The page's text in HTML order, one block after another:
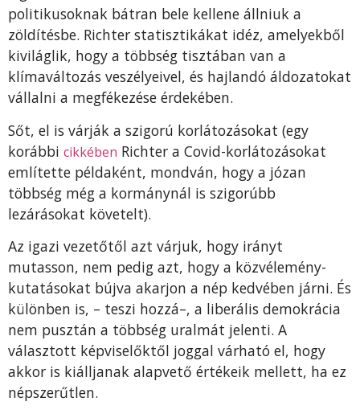
politikusoknak bátran bele kellene állniuk a
zöldítésbe. Richter statisztikákat idéz, amelyekből
kiviláglik, hogy a többség tisztában van a
klímaváltozás veszélyeivel, és hajlandó áldozatokat
vállalni a megfékezése érdekében.
Sőt, el is várják a szigorú korlátozásokat (egy
korábbi cikkében Richter a Covid-korlátozásokat
említette példaként, mondván, hogy a józan
többség még a kormánynál is szigorúbb
lezárásokat követelt).
Az igazi vezetőtől azt várjuk, hogy irányt
mutasson, nem pedig azt, hogy a közvélemény-
kutatásokat bújva akarjon a nép kedvében járni. És
különben is, – teszi hozzá–, a liberális demokrácia
nem pusztán a többség uralmát jelenti. A
választott képviselőktől joggal várható el, hogy
akkor is kiálljanak alapvető értékeik mellett, ha ez
népszerűtlen.